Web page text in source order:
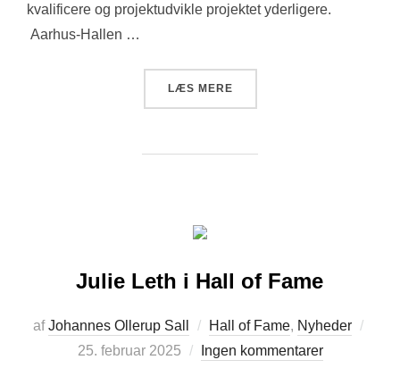
kvalificere og projektudvikle projektet yderligere.
Aarhus-Hallen …
LÆS MERE“SALLING FONDENE MED
Julie Leth i Hall of Fame
afJohannes Ollerup Sall Hall of Fame, Nyheder
25. februar 2025 Ingen kommentarer